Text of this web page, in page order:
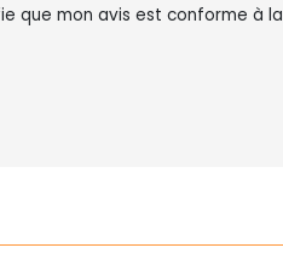
que mon avis est conforme à la